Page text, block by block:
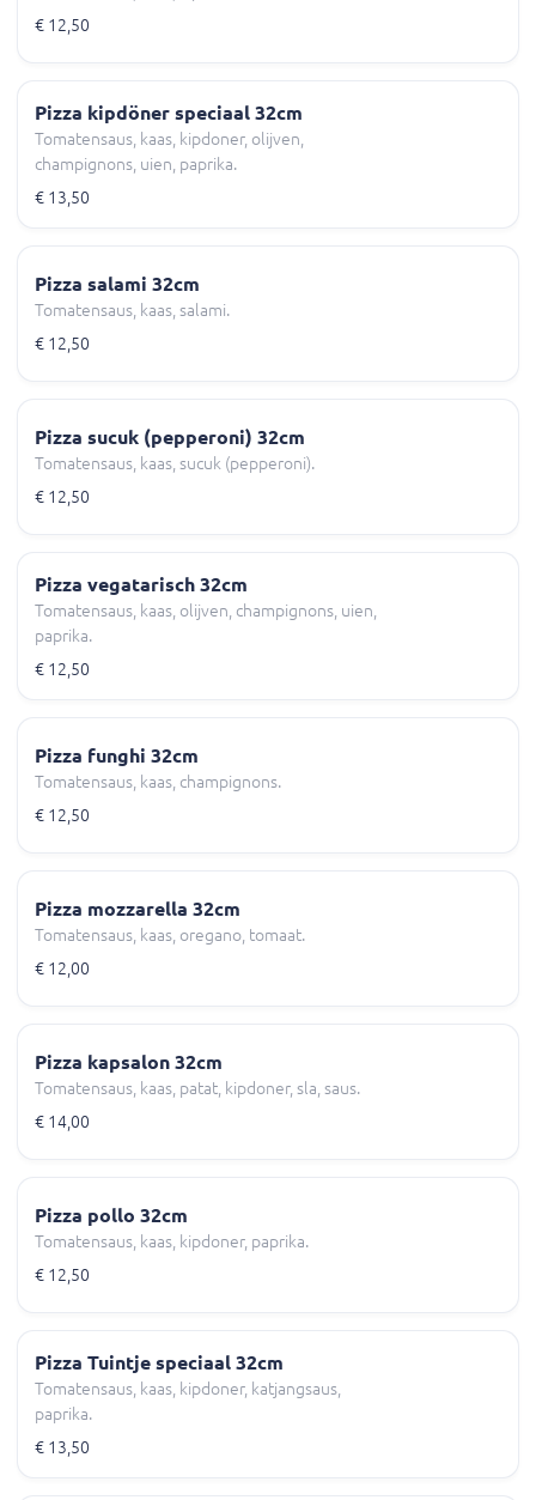
€ 12,50
Pizza kipdöner speciaal 32cm
Tomatensaus, kaas, kipdoner, olijven,
champignons, uien, paprika.
€ 13,50
Pizza salami 32cm
Tomatensaus, kaas, salami.
€ 12,50
Pizza sucuk (pepperoni) 32cm
Tomatensaus, kaas, sucuk (pepperoni).
€ 12,50
Pizza vegatarisch 32cm
Tomatensaus, kaas, olijven, champignons, uien,
paprika.
€ 12,50
Pizza funghi 32cm
Tomatensaus, kaas, champignons.
€ 12,50
Pizza mozzarella 32cm
Tomatensaus, kaas, oregano, tomaat.
€ 12,00
Pizza kapsalon 32cm
Tomatensaus, kaas, patat, kipdoner, sla, saus.
€ 14,00
Pizza pollo 32cm
Tomatensaus, kaas, kipdoner, paprika.
€ 12,50
Pizza Tuintje speciaal 32cm
Tomatensaus, kaas, kipdoner, katjangsaus,
paprika.
€ 13,50